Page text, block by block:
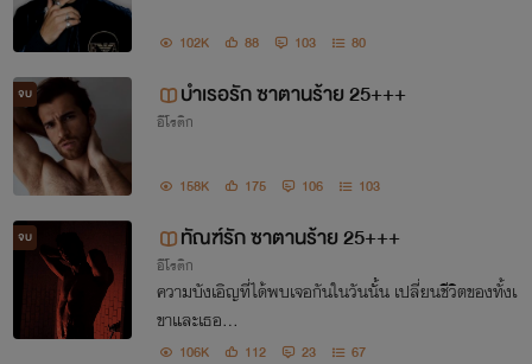
ขอบคุณทุกกำลังใจและทุกแรงสนับสนุนนะคะ
สามารถติชมผลงานของไรท์เพื่อการพัฒนาผลงานที่ดียิ่งๆ ขึ้น
ไป
ขอบพระคุณรี้ดที่น่ารักทุกท่านมากๆ เลยค่ะ
รัก
102K 88 103 80
จบ บำเรอรัก ซาตานร้าย 25+++
อีโรติก
158K 175 106 103
จบ ทัณฑ์รัก ซาตานร้าย 25+++
อีโรติก
ความบังเอิญที่ได้พบเจอกันในวันนั้น เปลี่ยนชีวิตของทั้งเ
ขาและเธอ...
106K 112 23 67